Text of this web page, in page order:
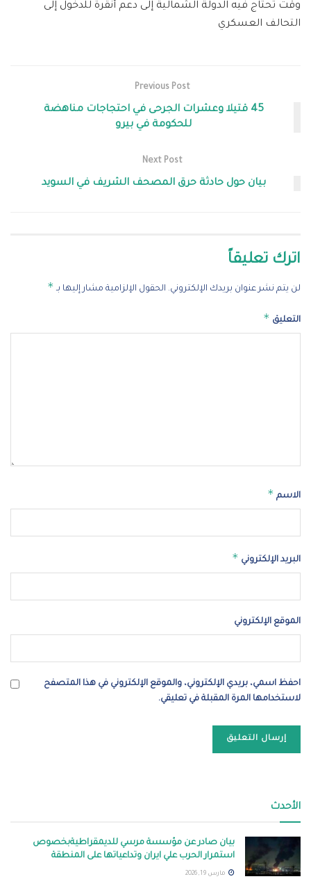
وقت تحتاج فيه الدولة الشمالية إلى دعم أنقرة للدخول إلى
التحالف العسكري
Previous Post
45 قتيلا وعشرات الجرحى في احتجاجات مناهضة
للحكومة في بيرو
Next Post
بيان حول حادثة حرق المصحف الشريف في السويد
اترك تعليقاً
لن يتم نشر عنوان بريدك الإلكتروني. الحقول الإلزامية مشار إليها بـ *
التعليق *
الاسم *
البريد الإلكتروني *
الموقع الإلكتروني
احفظ اسمي، بريدي الإلكتروني، والموقع الإلكتروني في هذا المتصفح
لاستخدامها المرة المقبلة في تعليقي.
الأحدث
بيان صادر عن مؤسسة مرسي للديمقراطيةبخصوص
استمرار الحرب علي ايران وتداعياتها على المنطقة
مارس 19, 2026